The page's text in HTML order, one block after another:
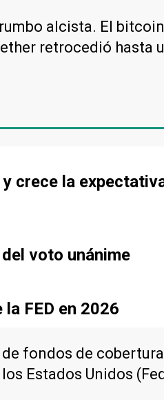
alcista. El
retrocedió hasta
crece la
voto unánime
FED en 2026
fondos de
Estados Unidos